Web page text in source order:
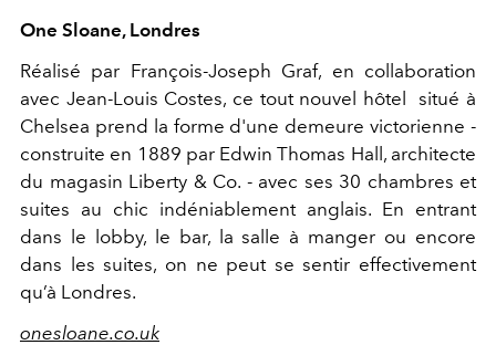
One Sloane, Londres
Réalisé par François-Joseph Graf, en collaboration
avec Jean-Louis Costes, ce tout nouvel hôtel situé à
Chelsea prend la forme d'une demeure victorienne -
construite en 1889 par Edwin Thomas Hall, architecte
du magasin Liberty & Co. - avec ses 30 chambres et
suites au chic indéniablement anglais. En entrant
dans le lobby, le bar, la salle à manger ou encore
dans les suites, on ne peut se sentir effectivement
qu’à Londres.
onesloane.co.uk